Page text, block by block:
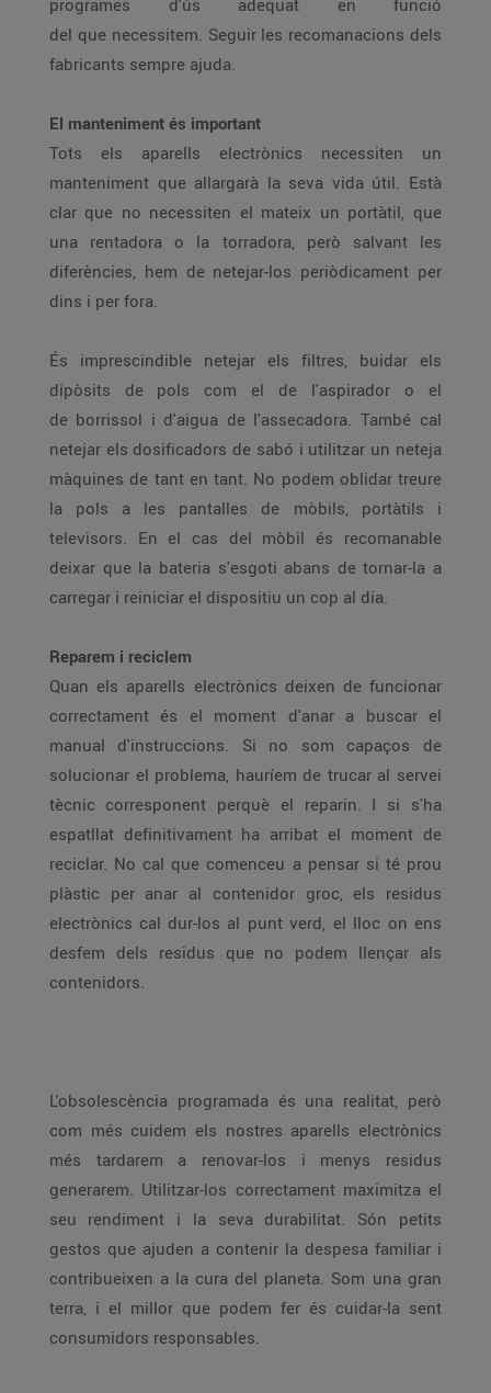
programes d'ús adequat en funció
del que necessitem. Seguir les recomanacions dels
fabricants sempre ajuda.
El manteniment és important
Tots els aparells electrònics necessiten un
manteniment que allargarà la seva vida útil. Està
clar que no necessiten el mateix un portàtil, que
una rentadora o la torradora, però salvant les
diferències, hem de netejar-los periòdicament per
dins i per fora.
És imprescindible netejar els filtres, buidar els
dipòsits de pols com el de l'aspirador o el
de borrissol i d'aigua de l'assecadora. També cal
netejar els dosificadors de sabó i utilitzar un neteja
màquines de tant en tant. No podem oblidar treure
la pols a les pantalles de mòbils, portàtils i
televisors. En el cas del mòbil és recomanable
deixar que la bateria s'esgoti abans de tornar-la a
carregar i reiniciar el dispositiu un cop al dia.
Reparem i reciclem
Quan els aparells electrònics deixen de funcionar
correctament és el moment d'anar a buscar el
manual d'instruccions. Si no som capaços de
solucionar el problema, hauríem de trucar al servei
tècnic corresponent perquè el reparin. I si s'ha
espatllat definitivament ha arribat el moment de
reciclar. No cal que comenceu a pensar si té prou
plàstic per anar al contenidor groc, els residus
electrònics cal dur-los al punt verd, el lloc on ens
desfem dels residus que no podem llençar als
contenidors.
L'obsolescència programada és una realitat, però
com més cuidem els nostres aparells electrònics
més tardarem a renovar-los i menys residus
generarem. Utilitzar-los correctament maximitza el
seu rendiment i la seva durabilitat. Són petits
gestos que ajuden a contenir la despesa familiar i
contribueixen a la cura del planeta. Som una gran
terra, i el millor que podem fer és cuidar-la sent
consumidors responsables.